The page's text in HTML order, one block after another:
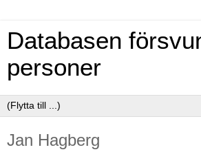
Databasen
personer
Jan Hagberg